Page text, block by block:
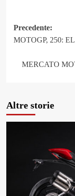
articolo
Precedente:
MOTOGP, 250:
MERCATO
Altre storie